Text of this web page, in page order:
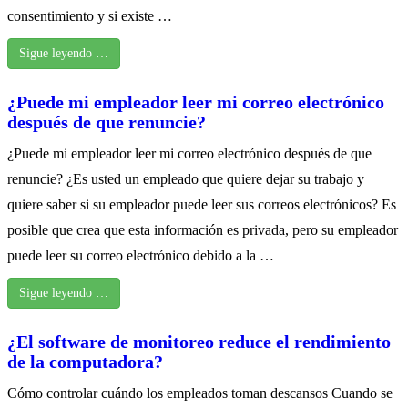
consentimiento y si existe …
Sigue leyendo …
¿Puede mi empleador leer mi correo electrónico
después de que renuncie?
¿Puede mi empleador leer mi correo electrónico después de que
renuncie? ¿Es usted un empleado que quiere dejar su trabajo y
quiere saber si su empleador puede leer sus correos electrónicos? Es
posible que crea que esta información es privada, pero su empleador
puede leer su correo electrónico debido a la …
Sigue leyendo …
¿El software de monitoreo reduce el rendimiento
de la computadora?
Cómo controlar cuándo los empleados toman descansos Cuando se